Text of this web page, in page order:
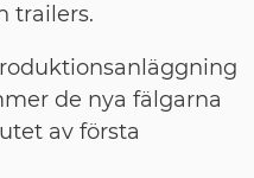
trailers.
de nya fälgarna
av första